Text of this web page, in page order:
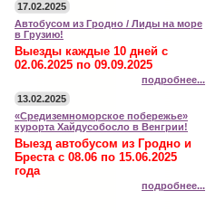
17.02.2025
Автобусом из Гродно / Лиды на море
в Грузию!
Выезды каждые 10 дней с
02.06.2025 по 09.09.2025
подробнее...
13.02.2025
«Средиземноморское побережье»
курорта Хайдусобосло в Венгрии!
Выезд автобусом из Гродно и
Бреста с 08.06 по 15.06.2025
года
подробнее...